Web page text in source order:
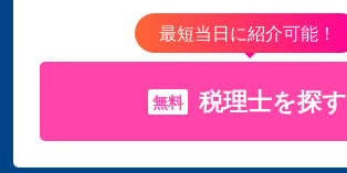
最短当日に紹介可能！
無料 税理士を探す